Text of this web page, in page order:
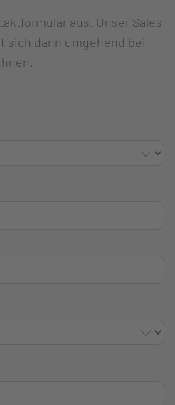
aus. Unser Sales
sich dann umgehend bei
Ihnen.